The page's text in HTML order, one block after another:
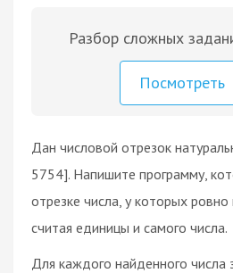
Разбор сложных
Посмотреть
Дан числовой отрезок
5754]. Напишите программу,
отрезке числа, у которых
считая единицы и самого числа.
Для каждого найденного числа